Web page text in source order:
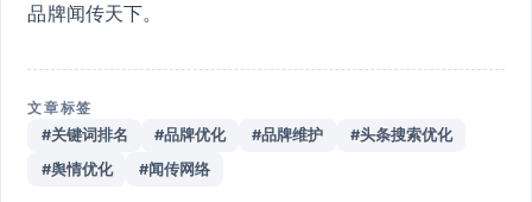
品牌闻传天下。
文章标签
#关键词排名 #品牌优化 #品牌维护
#头条搜索优化
#舆情优化
#闻传网络